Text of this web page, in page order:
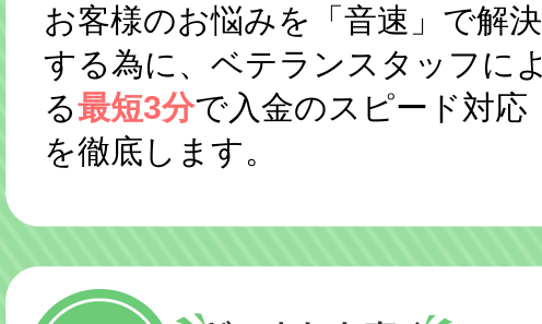
お客様のお悩みを「音速」で解決
する為に、ベテランスタッフによ
る最短3分で入金のスピード対応
を徹底します。